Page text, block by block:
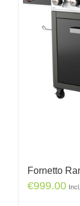
Fornetto
€999.00